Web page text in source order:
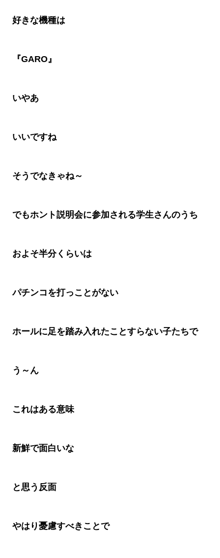
好きな機種は
『GARO』
いやあ
いいですね
そうでなきゃね～
でもホント説明会に参加される学生さんのうち
およそ半分くらいは
パチンコを打っことがない
ホールに足を踏み入れたことすらない子たちで
う～ん
これはある意味
新鮮で面白いな
と思う反面
やはり憂慮すべきことで